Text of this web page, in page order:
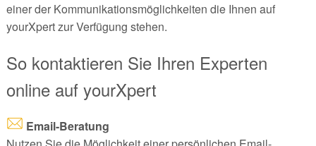
einer der Kommunikationsmöglichkeiten die Ihnen auf
yourXpert zur Verfügung stehen.
So kontaktieren Sie Ihren Experten
online auf yourXpert
Email-Beratung